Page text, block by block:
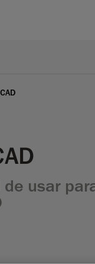
usar